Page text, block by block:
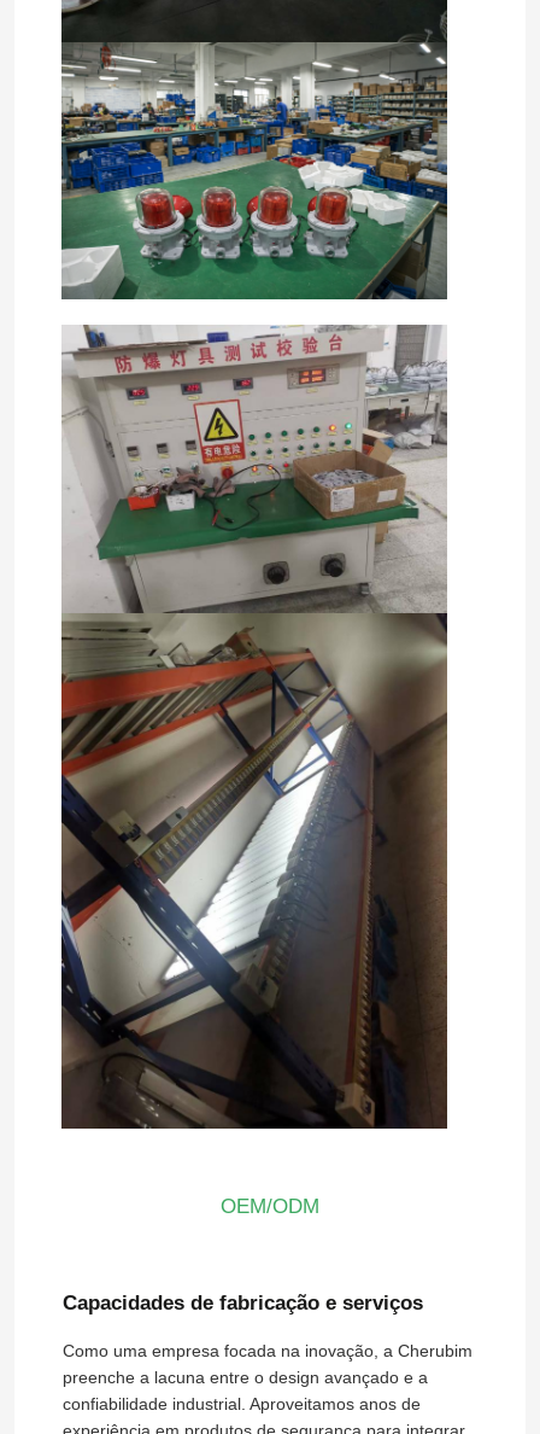
Casa
Produtos
Quem Somos
Fábrica
Controle de Qualidade
Fale Conosco
Pedir um orçamento
Iluminação à prova de explosões
Luz à prova de explosões do alarme
ventilador à prova de explosão
Glândulas de cabo à prova de explosão
tomada e soquete à prova de explosões
OEM/ODM
Capacidades de fabricação e serviços
Como uma empresa focada na inovação, a Cherubim
preenche a lacuna entre o design avançado e a
confiabilidade industrial. Aproveitamos anos de
experiência em produtos de segurança para integrar